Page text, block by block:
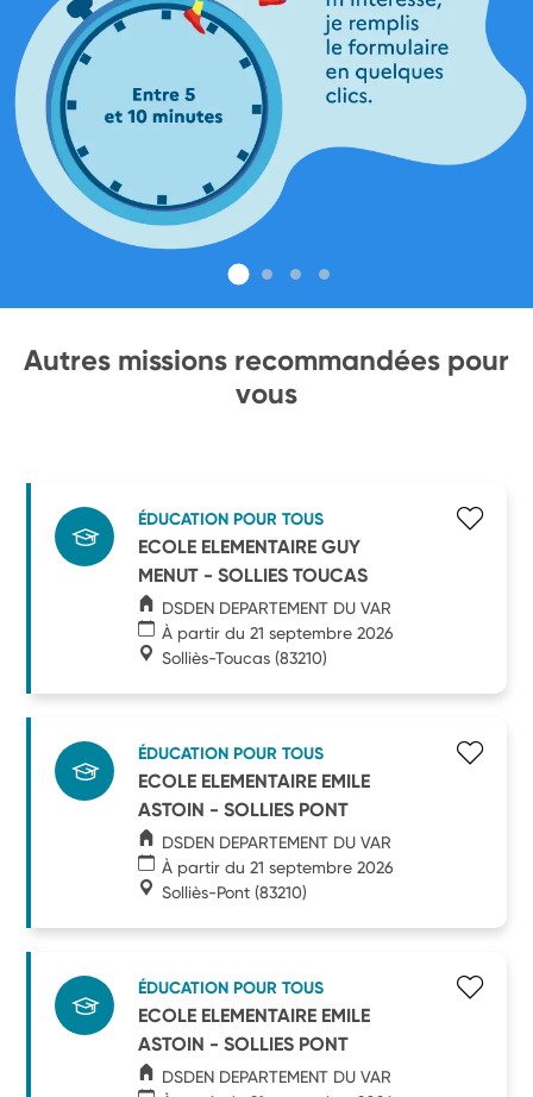
Autres missions recommandées pour
vous
ÉDUCATION POUR TOUS
ECOLE ELEMENTAIRE GUY
MENUT - SOLLIES TOUCAS
DSDEN DEPARTEMENT DU VAR
À partir du 21 septembre 2026
Solliès-Toucas (83210)
ÉDUCATION POUR TOUS
ECOLE ELEMENTAIRE EMILE
ASTOIN - SOLLIES PONT
DSDEN DEPARTEMENT DU VAR
À partir du 21 septembre 2026
Solliès-Pont (83210)
ÉDUCATION POUR TOUS
ECOLE ELEMENTAIRE EMILE
ASTOIN - SOLLIES PONT
DSDEN DEPARTEMENT DU VAR